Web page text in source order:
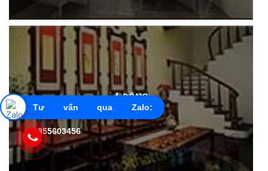
Á ĐÔNG
Tư vấn qua Zalo:
0855603456